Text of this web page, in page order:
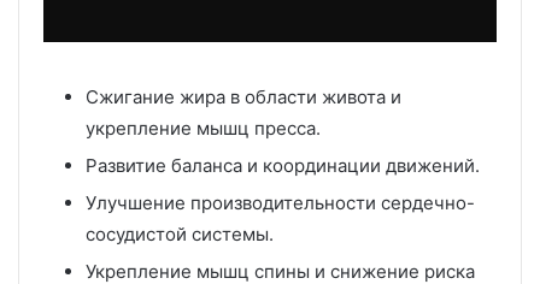
Сжигание жира в области живота и
укрепление мышц пресса.
Развитие баланса и координации движений.
Улучшение производительности сердечно-
сосудистой системы.
Укрепление мышц спины и снижение риска